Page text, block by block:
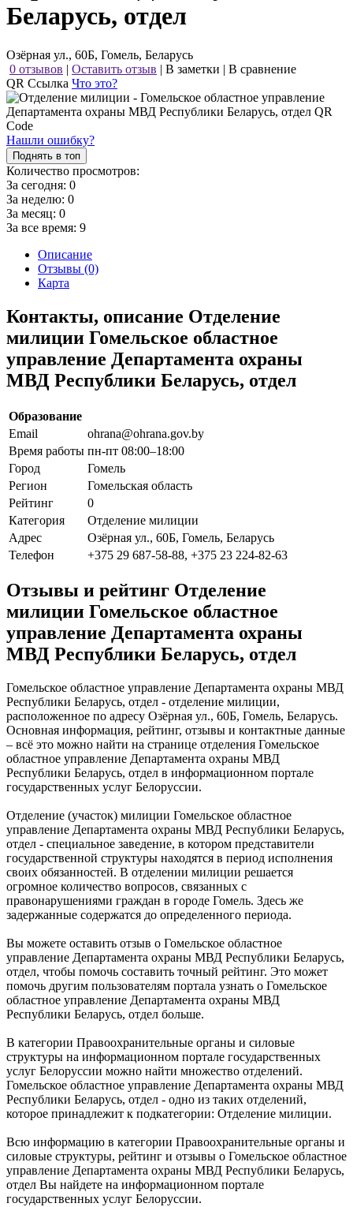
Беларусь, отдел
Озёрная ул., 60Б, Гомель, Беларусь
0 отзывов | Оставить отзыв | В заметки | В сравнение
QR Ссылка Что это?
Нашли ошибку?
Поднять в топ
Количество просмотров:
За сегодня: 0
За неделю: 0
За месяц: 0
За все время: 9
Описание
Отзывы (0)
Карта
Контакты, описание Отделение
милиции Гомельское областное
управление Департамента охраны
МВД Республики Беларусь, отдел
Образование
Email
ohrana@ohrana.gov.by
Время работы пн-пт 08:00–18:00
Город
Гомель
Регион
Гомельская область
Рейтинг
0
Категория
Отделение милиции
Адрес
Озёрная ул., 60Б, Гомель, Беларусь
Телефон
+375 29 687-58-88, +375 23 224-82-63
Отзывы и рейтинг Отделение
милиции Гомельское областное
управление Департамента охраны
МВД Республики Беларусь, отдел
Гомельское областное управление Департамента охраны МВД
Республики Беларусь, отдел - отделение милиции,
расположенное по адресу Озёрная ул., 60Б, Гомель, Беларусь.
Основная информация, рейтинг, отзывы и контактные данные
– всё это можно найти на странице отделения Гомельское
областное управление Департамента охраны МВД
Республики Беларусь, отдел в информационном портале
государственных услуг Белоруссии.
Отделение (участок) милиции Гомельское областное
управление Департамента охраны МВД Республики Беларусь,
отдел - специальное заведение, в котором представители
государственной структуры находятся в период исполнения
своих обязанностей. В отделении милиции решается
огромное количество вопросов, связанных с
правонарушениями граждан в городе Гомель. Здесь же
задержанные содержатся до определенного периода.
Вы можете оставить отзыв о Гомельское областное
управление Департамента охраны МВД Республики Беларусь,
отдел, чтобы помочь составить точный рейтинг. Это может
помочь другим пользователям портала узнать о Гомельское
областное управление Департамента охраны МВД
Республики Беларусь, отдел больше.
В категории Правоохранительные органы и силовые
структуры на информационном портале государственных
услуг Белоруссии можно найти множество отделений.
Гомельское областное управление Департамента охраны МВД
Республики Беларусь, отдел - одно из таких отделений,
которое принадлежит к подкатегории: Отделение милиции.
Всю информацию в категории Правоохранительные органы и
силовые структуры, рейтинг и отзывы о Гомельское областное
управление Департамента охраны МВД Республики Беларусь,
отдел Вы найдете на информационном портале
государственных услуг Белоруссии.